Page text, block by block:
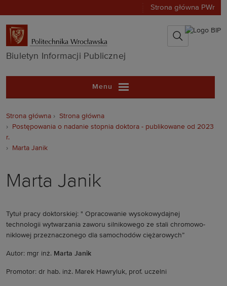
Strona główna PWr
Biuletyn
Biuletyn Informacji Publicznej
Menu
Strona główna
Strona główna
Postępowania o nadanie stopnia doktora - publikowane od 2023
r.
Marta Janik
Marta Janik
Tytuł pracy doktorskiej: " Opracowanie wysokowydajnej
technologii wytwarzania zaworu silnikowego ze stali chromowo-
niklowej przeznaczonego dla samochodów ciężarowych”
Autor: mgr inż. Marta Janik
Promotor: dr hab. inż. Marek Hawryluk, prof. uczelni